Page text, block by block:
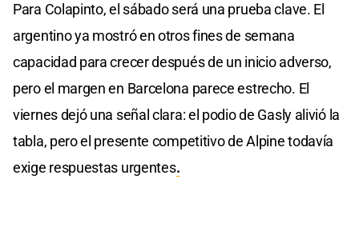
Para Colapinto, el sábado será una prueba clave. El
argentino ya mostró en otros fines de semana
capacidad para crecer después de un inicio adverso,
pero el margen en Barcelona parece estrecho. El
viernes dejó una señal clara: el podio de Gasly alivió la
tabla, pero el presente competitivo de Alpine todavía
exige respuestas urgentes.